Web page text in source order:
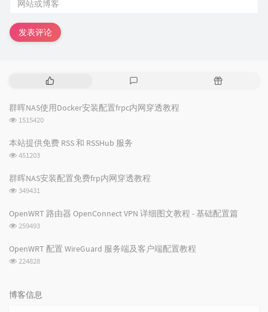
发表评论
热
文
章
评
论
随
群晖NAS使用Docker安装配置frpc内网穿透教程
浏
次
数:
1515420
本站提供免费 RSS 和 RSSHub 服务
浏
次
数:
451203
群晖NAS安装配置免费frp内网穿透教程
浏
次
349431
OpenWRT 路由器 OpenConnect VPN 详细图文教程 - 基础配置篇
浏
次
259493
OpenWRT 配置 WireGuard 服务端及客户端配置教程
浏
数:
224828
博客信息